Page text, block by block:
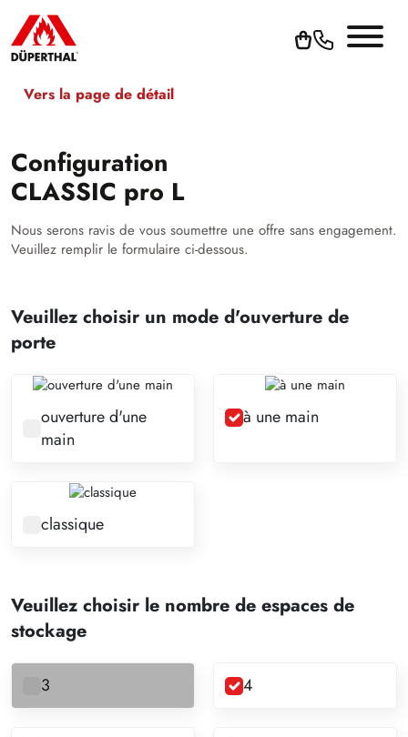
Vers la page de détail
Configuration
CLASSIC pro L
Nous serons ravis de vous soumettre une offre sans engagement.
Veuillez remplir le formulaire ci-dessous.
Veuillez choisir un mode d'ouverture de
porte
ouverture d'une
main
à une main
classique
Veuillez choisir le nombre de espaces de
stockage
3 4